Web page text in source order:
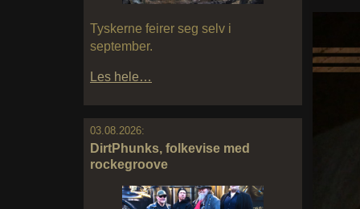
Tyskerne feirer seg selv i
september.
Les hele…
03.08.2026:
DirtPhunks, folkevise med
rockegroove